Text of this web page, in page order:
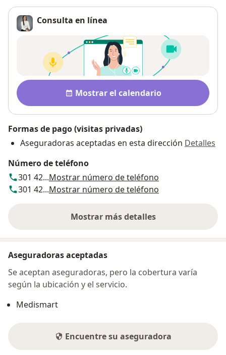
Consulta en línea
Disponibilidad
Mostrar el calendario
Formas de pago (visitas privadas)
Aseguradoras aceptadas en esta dirección Detalles
Número de teléfono
301 42...Mostrar número de teléfono
301 42...Mostrar número de teléfono
Mostrar más detalles
sobre la dirección
Aseguradoras aceptadas
Se aceptan aseguradoras, pero la cobertura varía
según la ubicación y el servicio.
Medismart
Encuentre su aseguradora